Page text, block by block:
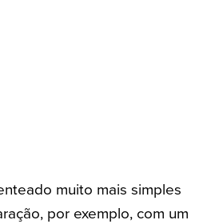
muito mais simples
por exemplo, com um